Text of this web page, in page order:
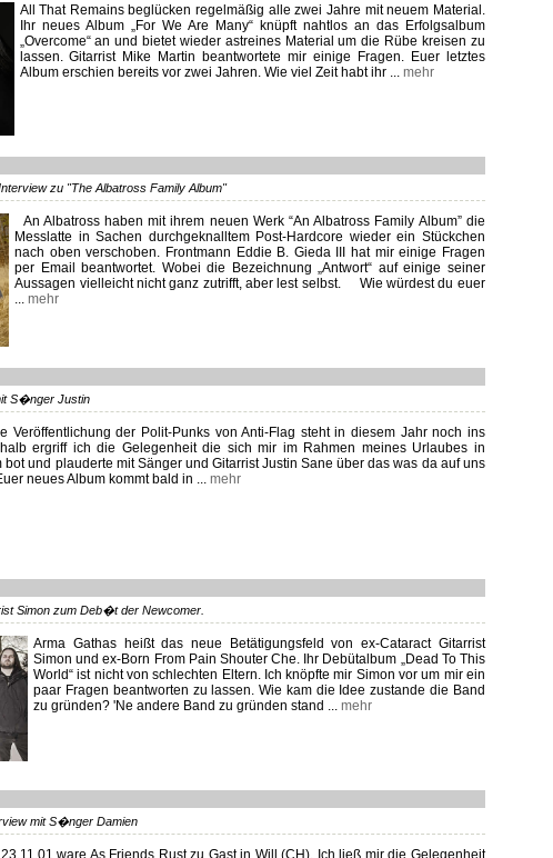
All That Remains beglücken regelmäßig alle zwei Jahre mit neuem Material.
Ihr neues Album „For We Are Many“ knüpft nahtlos an das Erfolgsalbum
„Overcome“ an und bietet wieder astreines Material um die Rübe kreisen zu
lassen. Gitarrist Mike Martin beantwortete mir einige Fragen. Euer letztes
Album erschien bereits vor zwei Jahren. Wie viel Zeit habt ihr ...
mehr
zu "The Albatross Family Album"
An Albatross haben mit ihrem neuen Werk “An Albatross Family Album” die
Messlatte in Sachen durchgeknalltem Post-Hardcore wieder ein Stückchen
nach oben verschoben. Frontmann Eddie B. Gieda III hat mir einige Fragen
per Email beantwortet. Wobei die Bezeichnung „Antwort“ auf einige seiner
Aussagen vielleicht nicht ganz zutrifft, aber lest selbst. Wie würdest du euer
mehr
S�nger Justin
Veröffentlichung der Polit-Punks von Anti-Flag steht in diesem Jahr noch ins
ergriff ich die Gelegenheit die sich mir im Rahmen meines Urlaubes in
bot und plauderte mit Sänger und Gitarrist Justin Sane über das was da auf uns
neues Album kommt bald in ...
mehr
Simon zum Deb�t der Newcomer.
Arma Gathas heißt das neue Betätigungsfeld von ex-Cataract Gitarrist
Simon und ex-Born From Pain Shouter Che. Ihr Debütalbum „Dead To This
World“ ist nicht von schlechten Eltern. Ich knöpfte mir Simon vor um mir ein
paar Fragen beantworten zu lassen. Wie kam die Idee zustande die Band
zu gründen? 'Ne andere Band zu gründen stand ...
mehr
mit S�nger Damien
ware As Friends Rust zu Gast in Will (CH). Ich ließ mir die Gelegenheit